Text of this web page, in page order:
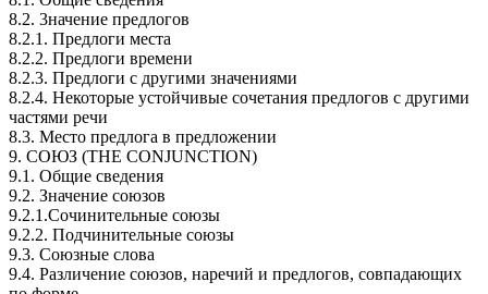
8.2. 3начение предлогов
8.2.1. Предлоги места
8.2.2. Предлоги времени
8.2.3. Предлоги с другими значениями
8.2.4. Некоторые устойчивые сочетания предлогов с другими
частями речи
8.3. Место предлога в предложении
9. СОЮЗ (THE СONJUNCTION)
9.1. Общие сведения
9.2. Значение союзов
9.2.1.Сочинительные союзы
9.2.2. Подчинительные союзы
9.3. Союзные слова
9.4. Различение союзов, наречий и предлогов, совпадающих